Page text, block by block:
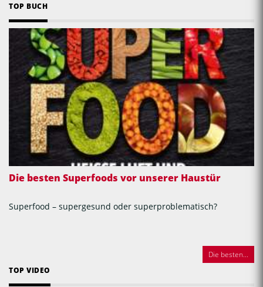
TOP BUCH
Die besten Superfoods vor unserer Haustür
Superfood – supergesund oder superproblematisch?
Die besten...
TOP VIDEO